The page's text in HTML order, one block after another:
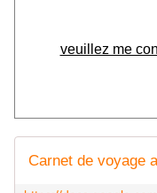
veuillez me
Carnet de voyage